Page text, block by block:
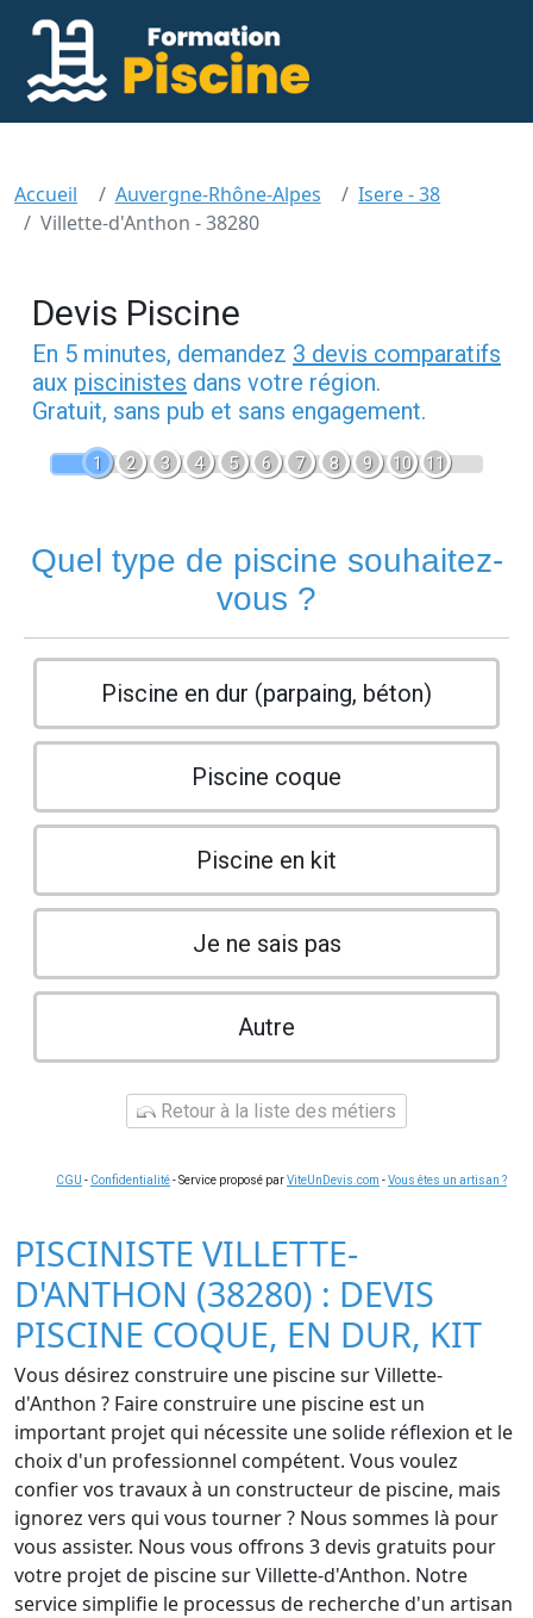
Accueil Auvergne-Rhône-Alpes
Isere - 38
Villette-d'Anthon - 38280
Devis Piscine
En 5 minutes, demandez 3 devis comparatifs
aux piscinistes dans votre région.
Gratuit, sans pub et sans engagement.
1 2 3 4 5 6 7 8 9 10 11
Quel type de piscine souhaitez-
vous ?
Piscine en dur (parpaing, béton)
Piscine coque
Piscine en kit
Je ne sais pas
Autre
Retour à la liste des métiers
CGU - Confidentialité- Service proposé parViteUnDevis.com -Vous êtes un artisan ?
PISCINISTE VILLETTE-
D'ANTHON (38280) : DEVIS
PISCINE COQUE, EN DUR, KIT
Vous désirez construire une piscine sur Villette-
d'Anthon ? Faire construire une piscine est un
important projet qui nécessite une solide réflexion et le
choix d'un professionnel compétent. Vous voulez
confier vos travaux à un constructeur de piscine, mais
ignorez vers qui vous tourner ? Nous sommes là pour
vous assister. Nous vous offrons 3 devis gratuits pour
votre projet de piscine sur Villette-d'Anthon. Notre
service simplifie le processus de recherche d'un artisan